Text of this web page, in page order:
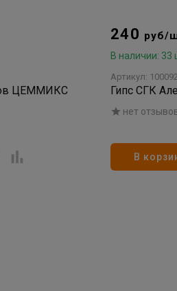
ЦЕММИКС
240 руб/
В наличии: 33
Артикул:
Гипс СГК
нет
В